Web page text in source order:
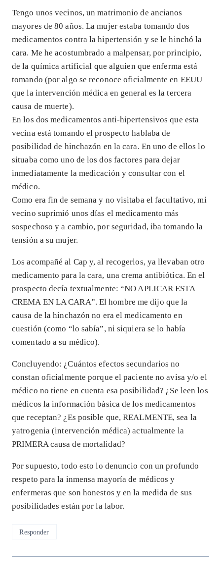
Tengo unos vecinos, un matrimonio de ancianos
mayores de 80 años. La mujer estaba tomando dos
medicamentos contra la hipertensión y se le hinchó la
cara. Me he acostumbrado a malpensar, por principio,
de la química artificial que alguien que enferma está
tomando (por algo se reconoce oficialmente en EEUU
que la intervención médica en general es la tercera
causa de muerte).
En los dos medicamentos anti-hipertensivos que esta
vecina está tomando el prospecto hablaba de
posibilidad de hinchazón en la cara. En uno de ellos lo
situaba como uno de los dos factores para dejar
inmediatamente la medicación y consultar con el
médico.
Como era fin de semana y no visitaba el facultativo, mi
vecino suprimió unos días el medicamento más
sospechoso y a cambio, por seguridad, iba tomando la
tensión a su mujer.
Los acompañé al Cap y, al recogerlos, ya llevaban otro
medicamento para la cara, una crema antibiótica. En el
prospecto decía textualmente: “NO APLICAR ESTA
CREMA EN LA CARA”. El hombre me dijo que la
causa de la hinchazón no era el medicamento en
cuestión (como “lo sabía”, ni siquiera se lo había
comentado a su médico).
Concluyendo: ¿Cuántos efectos secundarios no
constan oficialmente porque el paciente no avisa y/o el
médico no tiene en cuenta esa posibilidad? ¿Se leen los
médicos la información bàsica de los medicamentos
que receptan? ¿Es posible que, REALMENTE, sea la
yatrogenia (intervención médica) actualmente la
PRIMERA causa de mortalidad?
Por supuesto, todo esto lo denuncio con un profundo
respeto para la inmensa mayoría de médicos y
enfermeras que son honestos y en la medida de sus
posibilidades están por la labor.
Responder